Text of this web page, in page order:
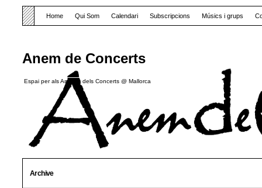
Anem de Concerts
Espai per als Amants dels Concerts @ Mallorca
Home Qui Som Calendari Subscripcions Músics i grups
Archive